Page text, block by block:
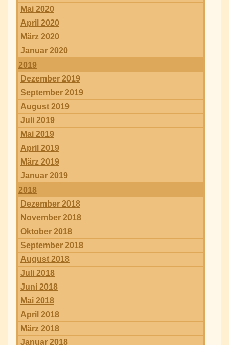
Mai 2020
April 2020
März 2020
Januar 2020
2019
Dezember 2019
September 2019
August 2019
Juli 2019
Mai 2019
April 2019
März 2019
Januar 2019
2018
Dezember 2018
November 2018
Oktober 2018
September 2018
August 2018
Juli 2018
Juni 2018
Mai 2018
April 2018
März 2018
Januar 2018